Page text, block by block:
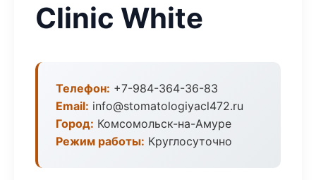
Clinic White
Телефон: +7-984-364-36-83
Email: info@stomatologiyacl472.ru
Город: Комсомольск-на-Амуре
Режим работы: Круглосуточно